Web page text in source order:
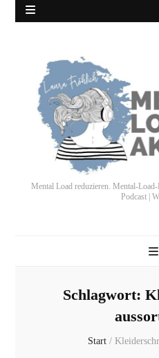
Mental Load reduzieren. Mental-
Podcast |
Schlagwort:
Start /